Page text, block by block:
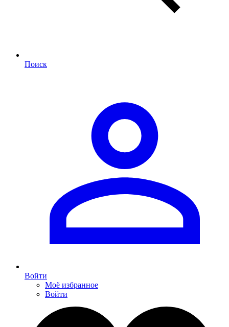
Поиск
Войти
Моё избранное
Войти